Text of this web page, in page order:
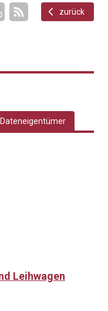
zurück
Dateneigentümer
Leihwagen